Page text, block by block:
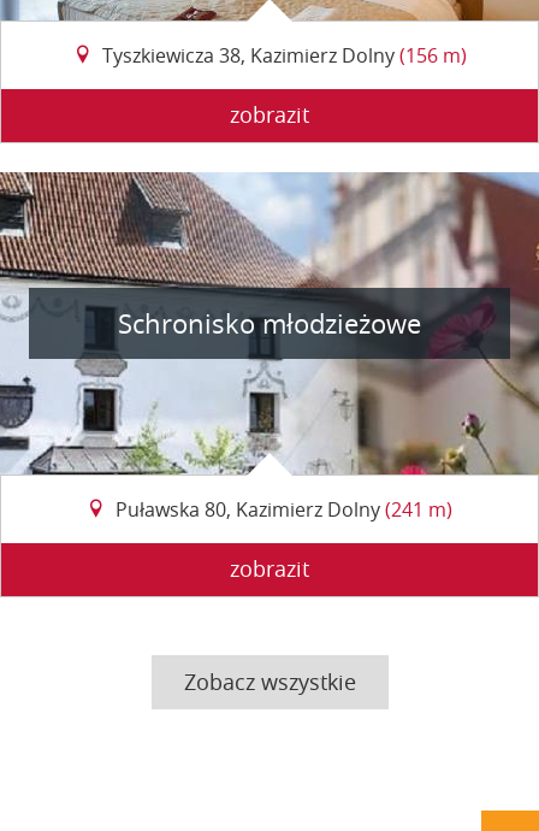
Tyszkiewicza 38, Kazimierz Dolny(156 m)
zobrazit
Schronisko młodzieżowe
Puławska 80, Kazimierz Dolny(241 m)
zobrazit
Zobacz wszystkie